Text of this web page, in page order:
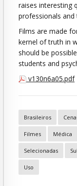
raises interesting
professionals and
Films are made
kernel of truth in
should be
students and
v130n6a05.pdf
Brasileiros
Filmes Médica
Selecionadas
Uso